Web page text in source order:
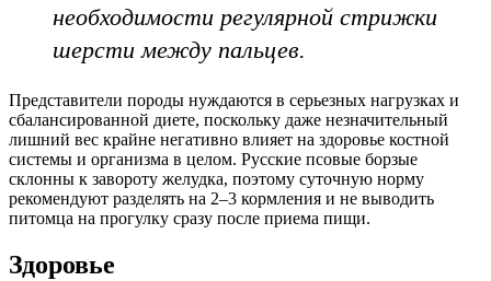
необходимости регулярной стрижки
шерсти между пальцев.
Представители породы нуждаются в серьезных нагрузках и
сбалансированной диете, поскольку даже незначительный
лишний вес крайне негативно влияет на здоровье костной
системы и организма в целом. Русские псовые борзые
склонны к завороту желудка, поэтому суточную норму
рекомендуют разделять на 2–3 кормления и не выводить
питомца на прогулку сразу после приема пищи.
Здоровье